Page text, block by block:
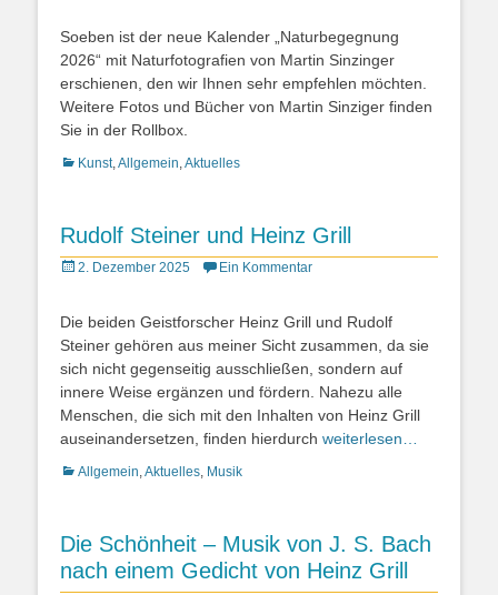
Soeben ist der neue Kalender „Naturbegegnung
2026“ mit Naturfotografien von Martin Sinzinger
erschienen, den wir Ihnen sehr empfehlen möchten.
Weitere Fotos und Bücher von Martin Sinziger finden
Sie in der Rollbox.
Kategorien
Kunst,Allgemein,Aktuelles
Rudolf Steiner und Heinz Grill
Posted
2. Dezember 2025 Ein Kommentar
Die beiden Geistforscher Heinz Grill und Rudolf
Steiner gehören aus meiner Sicht zusammen, da sie
sich nicht gegenseitig ausschließen, sondern auf
innere Weise ergänzen und fördern. Nahezu alle
Menschen, die sich mit den Inhalten von Heinz Grill
auseinandersetzen, finden hierdurch weiterlesen…
Kategorien
Allgemein,Aktuelles, Musik
Die Schönheit – Musik von J. S. Bach
nach einem Gedicht von Heinz Grill